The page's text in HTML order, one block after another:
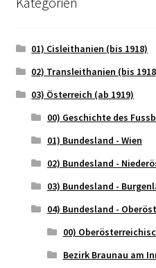
01) Cisleithanien (bis 1918)
02) Transleithanien (bis
03) Österreich (ab 1919)
00) Geschichte des
01) Bundesland - Wien
02) Bundesland -
03) Bundesland -
04) Bundesland -
00)
Bezirk Braunau am